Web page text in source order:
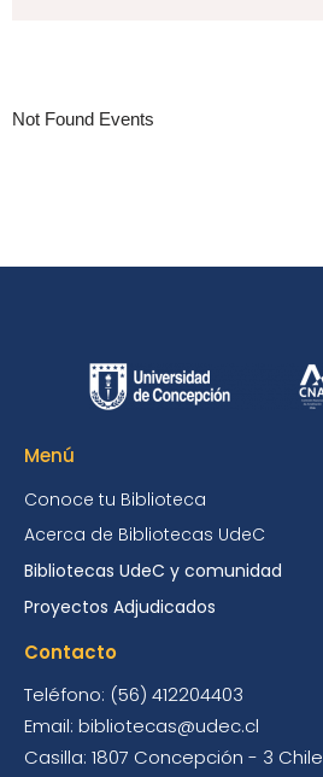
Not Found Events
Menú
Conoce tu Biblioteca
Acerca de Bibliotecas UdeC
Bibliotecas UdeC y comunidad
Proyectos Adjudicados
Contacto
Teléfono: (56) 412204403
Email: bibliotecas@udec.cl
Casilla: 1807 Concepción - 3 Chile